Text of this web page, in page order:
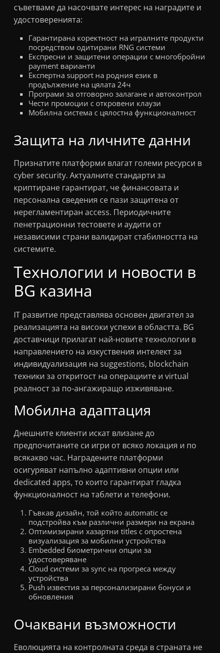
съветваме да насочвате интерес на наградите и
удостоверенията:
Гарантирана коректност на игралните продукти
посредством одитирани RNG системи
Експресни и защитени операции с многобройни
payment варианти
Експертна support на родния език в
продължение на цялата 24ч
Програми за отговорно залагане и автоконтрол
Чести промоции с откровени клаузи
Мобилна система с цялостна функционалност
Защита на личните данни
Признатите платформи влагат големи ресурси в
cyber security. Актуалните стандарти за
криптиране гарантират, че финансовата и
персонална сведения се пази защитена от
нерегламентиран access. Периодичните
пенетрационни тестовете и аудити от
независими страни валидират стабилността на
системите.
Технологии и новости в
BG казина
IT развитие представлява основен двигател за
реализацията на високи успехи в областта. BG
доставчици прилагат най-новите технологии в
направлението на изкуствения интелект за
индивидуализация на suggestions, blockchain
техники за откритост на операциите и virtual
реалност за по-ангажиращо изживяване.
Мобилна адаптация
Днешните клиенти искат влизане до
предпочитаните си игри от всяко локация и по
всякакво час. Наградените платформи
осигуряват напълно адаптивни опции или
dedicated apps, то които гарантират гладка
функционалност на таблети и телефони.
Гъвкав дизайн, той който automatic се
подстройва към различни размери на екрана
Оптимизирани хазартни titles с опростена
визуализация за мобилни устройства
Embedded биометрични опции за
удостоверяване
Cloud системи за sync на прогреса между
устройства
Push известия за персонализирани бонуси и
обновления
Очаквани възможности
Еволюцията на контролната среда в страната не